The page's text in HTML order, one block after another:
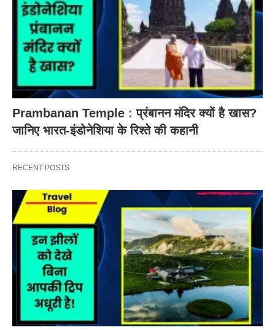
Prambanan Temple : प्रंबानन मंदिर क्यों है खास?
जानिए भारत-इंडोनेशिया के रिश्ते की कहानी
RECENT POSTS